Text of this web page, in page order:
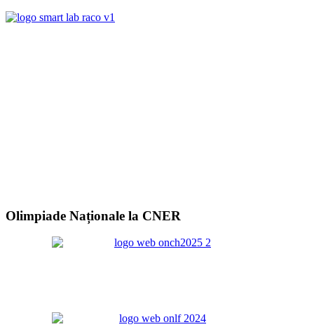
Olimpiade Naționale la CNER